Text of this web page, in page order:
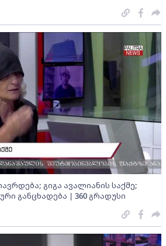
გიგა ავალიანის საქმე;
განცხადება | 360 გრადუსი